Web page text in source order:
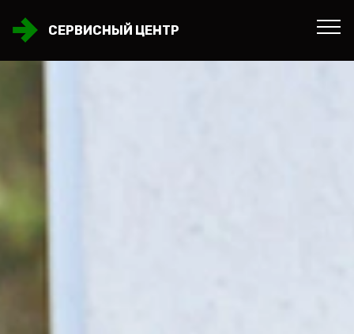
СЕРВИСНЫЙ ЦЕНТР